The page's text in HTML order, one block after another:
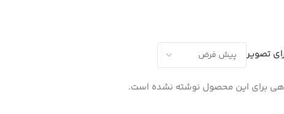
تصویر
برای این محصول نوشته نشده است.